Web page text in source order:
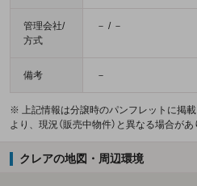
管理会社/
方式
－ / －
備考 －
※ 上記情報は分譲時のパンフレットに掲
より、現況（販売中物件）と異なる場合があ
クレアの地図・周辺環境